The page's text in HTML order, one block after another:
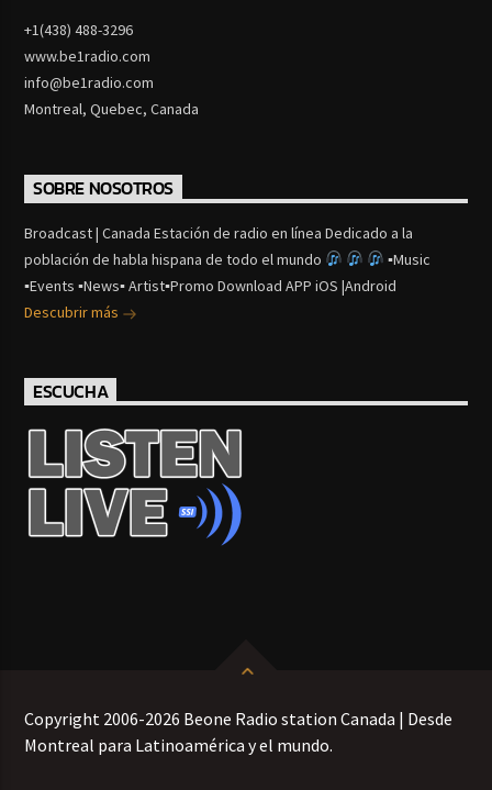
+1(438) 488-3296
www.be1radio.com
info@be1radio.com
Montreal, Quebec, Canada
SOBRE NOSOTROS
Broadcast | Canada Estación de radio en línea Dedicado a la
población de habla hispana de todo el mundo
▪Music
▪Events ▪News▪ Artist▪Promo Download APP iOS |Android
Descubrir más
ESCUCHA
Copyright 2006-2026 Beone Radio station Canada | Desde
Montreal para Latinoamérica y el mundo.